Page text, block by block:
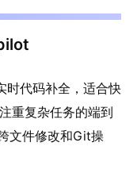
代码补全，适合快
重复杂任务的端到
文件修改和Git操